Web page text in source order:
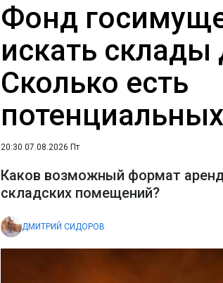
Фонд
искать склады
Сколько есть
20:30 07.08.2026 Пт
Каков возможный формат
складских помещений?
ДМИТРИЙ СИДОРОВ